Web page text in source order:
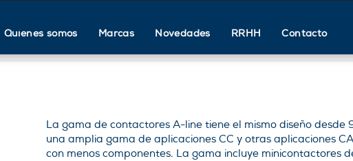
Quienes somos Marcas Novedades RRHH Contacto
La gama de contactores A-line tiene el mismo diseño
una amplia gama de aplicaciones CC y otras aplicaciones
con menos componentes. La gama incluye minicontactores